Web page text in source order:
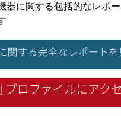
器に関する包括的なレポ